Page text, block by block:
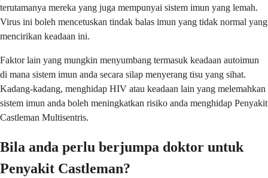
terutamanya mereka yang juga mempunyai sistem imun yang lemah.
Virus ini boleh mencetuskan tindak balas imun yang tidak normal yang
mencirikan keadaan ini.
Faktor lain yang mungkin menyumbang termasuk keadaan autoimun
di mana sistem imun anda secara silap menyerang tisu yang sihat.
Kadang-kadang, menghidap HIV atau keadaan lain yang melemahkan
sistem imun anda boleh meningkatkan risiko anda menghidap Penyakit
Castleman Multisentris.
Bila anda perlu berjumpa doktor untuk
Penyakit Castleman?